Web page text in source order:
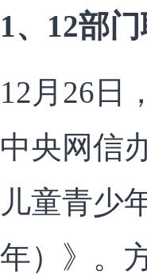
1、12部
12月26日
中央网信
儿童青少
年）》。